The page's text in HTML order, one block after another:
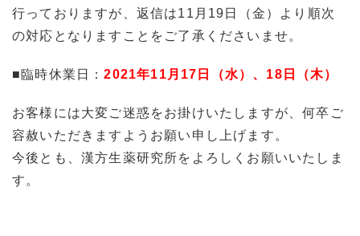
行っておりますが、返信は11月19日（金）より順次
の対応となりますことをご了承くださいませ。
■臨時休業日：2021年11月17日（水）、18日（木）
お客様には大変ご迷惑をお掛けいたしますが、何卒ご
容赦いただきますようお願い申し上げます。
今後とも、漢方生薬研究所をよろしくお願いいたしま
す。